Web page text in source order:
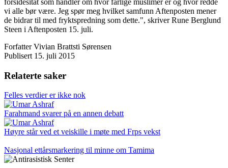
vi alle bør være. Jeg spør meg hvilket samfunn Aftenposten mener
de bidrar til med fryktspredning som dette.", skriver Rune Berglund
Steen i Aftenposten 15. juli.
Forfatter Vivian Brattsti Sørensen
Publisert 15. juli 2015
Relaterte saker
Felles verdier er ikke nok
Farahmand svarer på en annen debatt
Høyre står ved et veiskille i møte med Frps vekst
Nasjonal ettårsmarkering til minne om Tamima